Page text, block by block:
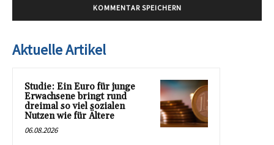
Aktuelle Artikel
Studie: Ein Euro für junge
Erwachsene bringt rund
dreimal so viel sozialen
Nutzen wie für Ältere
06.08.2026